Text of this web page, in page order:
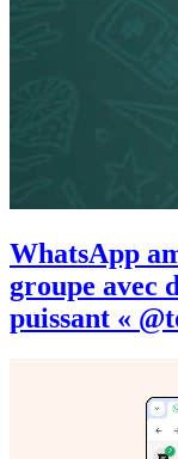
WhatsApp
groupe avec
puissant «